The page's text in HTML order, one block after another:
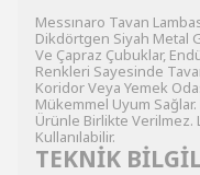
Messınaro Tavan
Dikdörtgen Siyah Metal
Ve Çapraz Çubuklar,
Renkleri Sayesinde
Koridor Veya Yemek
Mükemmel Uyum
Ürünle Birlikte Verilmez.
Kullanılabilir.
TEKNİK